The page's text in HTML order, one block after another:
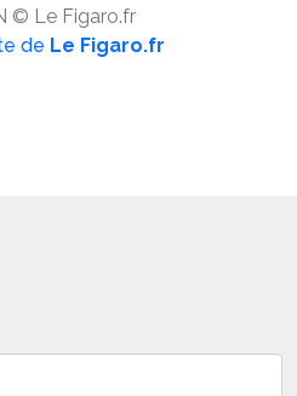
© Le Figaro.fr
de Le Figaro.fr